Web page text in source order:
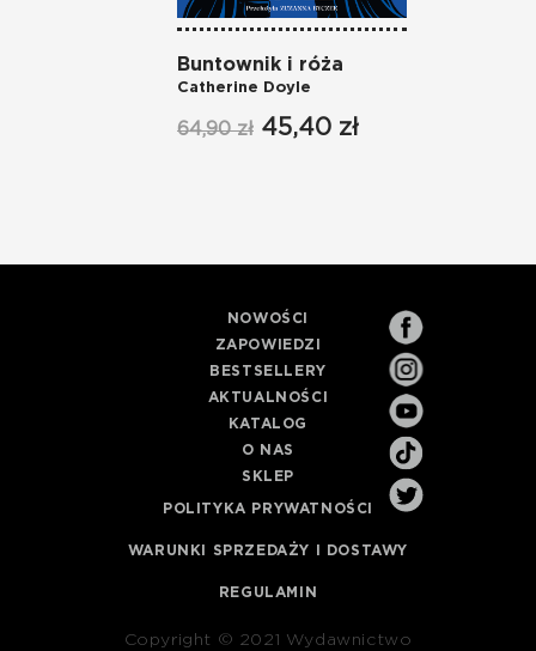
Buntownik i róża
Catherine Doyle
64,90 zł 45,40 zł
NOWOŚCI
ZAPOWIEDZI
BESTSELLERY
AKTUALNOŚCI
KATALOG
O NAS
SKLEP
POLITYKA PRYWATNOŚCI
WARUNKI SPRZEDAŻY I DOSTAWY
REGULAMIN
Copyright © 2021 Wydawnictwo